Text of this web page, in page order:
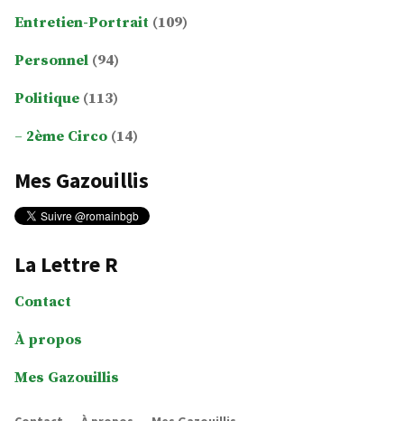
Entretien-Portrait (109)
Personnel (94)
Politique (113)
2ème Circo (14)
Mes Gazouillis
La Lettre R
Contact
À propos
Mes Gazouillis